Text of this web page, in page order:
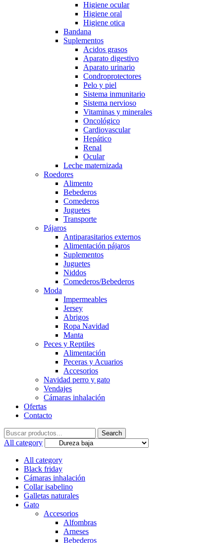
Higiene ocular
Higiene oral
Higiene otica
Bandana
Suplementos
Acidos grasos
Aparato digestivo
Aparato urinario
Condroprotectores
Pelo y piel
Sistema inmunitario
Sistema nervioso
Vitaminas y minerales
Oncológico
Cardiovascular
Hepático
Renal
Ocular
Leche maternizada
Roedores
Alimento
Bebederos
Comederos
Juguetes
Transporte
Pájaros
Antiparasitarios externos
Alimentación pájaros
Suplementos
Juguetes
Niddos
Comederos/Bebederos
Moda
Impermeables
Jersey
Abrigos
Ropa Navidad
Manta
Peces y Reptiles
Alimentación
Peceras y Acuarios
Accesorios
Navidad perro y gato
Vendajes
Cámaras inhalación
Ofertas
Contacto
Search
for:
Search
All category
All category
Black friday
Cámaras inhalación
Collar isabelino
Galletas naturales
Gato
Accesorios
Alfombras
Arneses
Bebederos